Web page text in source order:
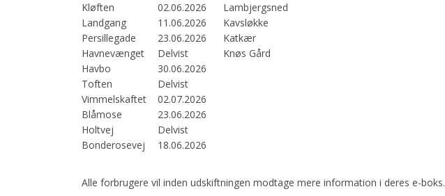
Kløften
02.06.2026
Lambjergsned
Landgang
11.06.2026
Kavsløkke
Persillegade
23.06.2026
Katkær
Havnevænget
Delvist
Knøs Gård
Havbo
30.06.2026
Toften
Delvist
Vimmelskaftet
02.07.2026
Blåmose
23.06.2026
Holtvej
Delvist
Bonderosevej
18.06.2026
Alle forbrugere vil inden udskiftningen modtage mere information i deres e-boks.